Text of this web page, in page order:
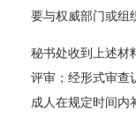
要与权威部门或组
秘书处收到上述材
评审；经形式审查
成人在规定时间内